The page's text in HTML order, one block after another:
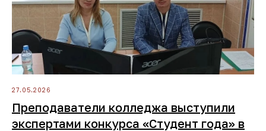
27.05.2026
Преподаватели колледжа выступили
экспертами конкурса «Студент года» в